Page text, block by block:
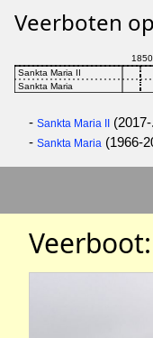
Veerboten
- Sankta Maria II
- Sankta Maria (1966-